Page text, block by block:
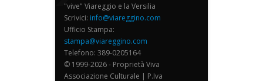
"vive" Viareggio e la Versilia
Scrivici: info@viareggino.com
Ufficio Stampa:
stampa@viareggino.com
Telefono: 389-0205164
© 1999-2026 - Proprietà Viva
Associazione Culturale | P.Iva